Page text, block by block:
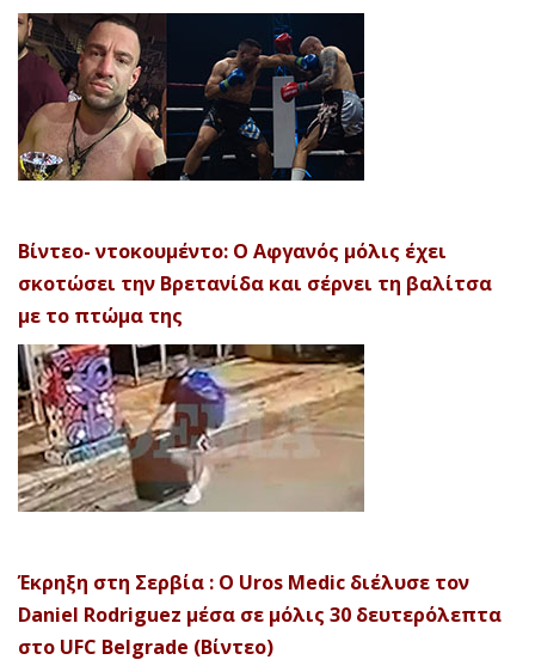
Βίντεο- ντοκουμέντο: Ο Αφγανός μόλις έχει
σκοτώσει την Βρετανίδα και σέρνει τη βαλίτσα
με το πτώμα της
Έκρηξη στη Σερβία : Ο Uros Medic διέλυσε τον
Daniel Rodriguez μέσα σε μόλις 30 δευτερόλεπτα
στο UFC Belgrade (Βίντεο)